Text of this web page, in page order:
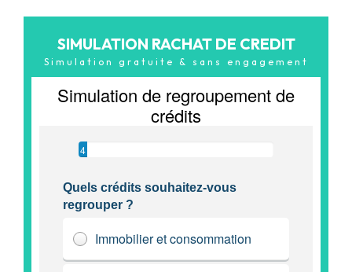
SIMULATION RACHAT DE CREDIT
Simulation gratuite & sans engagement